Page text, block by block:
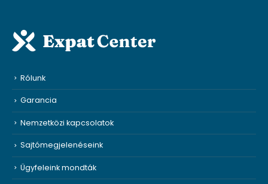
Rólunk
Garancia
Nemzetközi kapcsolatok
Sajtómegjelenéseink
Ügyfeleink mondták